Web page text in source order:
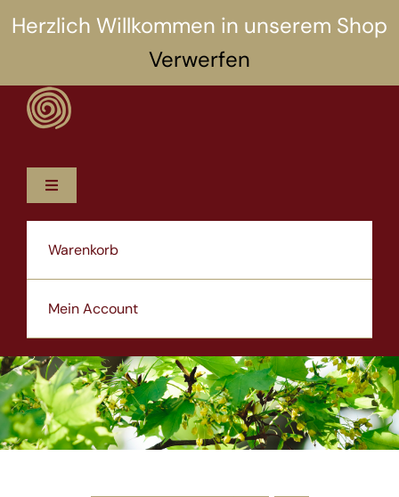
Herzlich Willkommen in unserem Shop
Verwerfen
Inhalt
Toggle
Shop
Warenkorb
Mein Account